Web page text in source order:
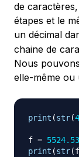
de
étapes et le
un décimal
chaine de
Nous
elle-même ou
print (str(
f = 5524.53
print (str(f